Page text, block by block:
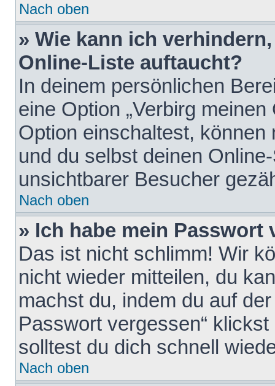
Nach oben
» Wie kann ich
Online-Liste auftaucht?
In deinem persönlichen
eine Option „Verbirg
Option einschaltest,
und du selbst deinen
unsichtbarer Besucher
Nach oben
» Ich habe mein Passwort
Das ist nicht schlimm! Wir
nicht wieder mitteilen, du
machst du, indem du auf
Passwort vergessen“
solltest du dich schnell
Nach oben